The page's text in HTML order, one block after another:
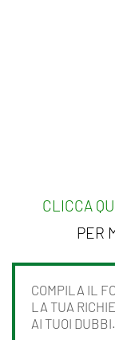
CLICCA
PER
COMPILA IL
LA TUA
AI TUOI DUBBI.